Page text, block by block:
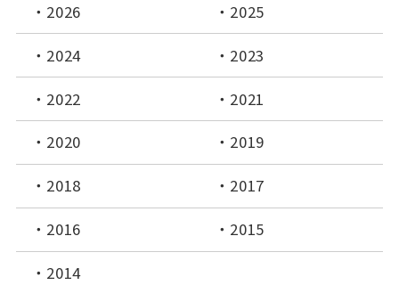
2026 2025
2024 2023
2022 2021
2020 2019
2018 2017
2016 2015
2014